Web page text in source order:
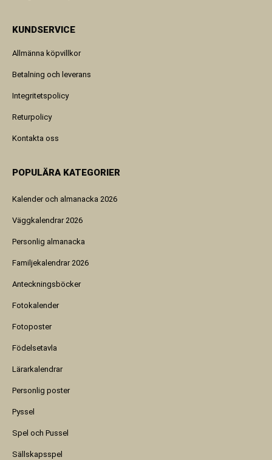
KUNDSERVICE
Allmänna köpvillkor
Betalning och leverans
Integritetspolicy
Returpolicy
Kontakta oss
POPULÄRA KATEGORIER
Kalender och almanacka 2026
Väggkalendrar 2026
Personlig almanacka
Familjekalendrar 2026
Anteckningsböcker
Fotokalender
Fotoposter
Födelsetavla
Lärarkalendrar
Personlig poster
Pyssel
Spel och Pussel
Sällskapsspel